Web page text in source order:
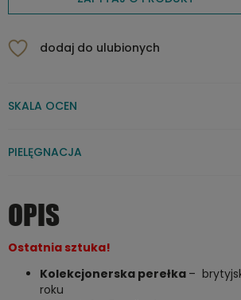
dodaj do ulubionych
SKALA OCEN
PIELĘGNACJA
OPIS
Ostatnia sztuka!
Kolekcjonerska perełka –
roku